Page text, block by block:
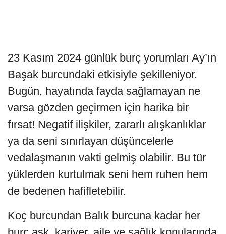
23 Kasım 2024 günlük burç yorumları Ay’ın
Başak burcundaki etkisiyle şekilleniyor.
Bugün, hayatında fayda sağlamayan ne
varsa gözden geçirmen için harika bir
fırsat! Negatif ilişkiler, zararlı alışkanlıklar
ya da seni sınırlayan düşüncelerle
vedalaşmanın vakti gelmiş olabilir. Bu tür
yüklerden kurtulmak seni hem ruhen hem
de bedenen hafifletebilir.
Koç burcundan Balık burcuna kadar her